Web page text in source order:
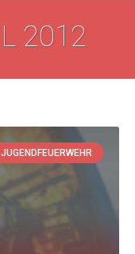
2012
JUGENDFEUERWEHR